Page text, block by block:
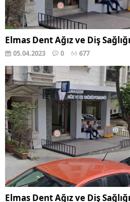
Elmas Dent Ağız ve Diş
05.04.2023 0 677
Elmas Dent Ağız ve Diş